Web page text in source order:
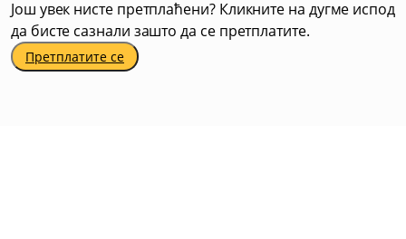
Још увек нисте претплаћени? Кликните на дугме испод
да бисте сазнали зашто да се претплатите.
Претплатите се